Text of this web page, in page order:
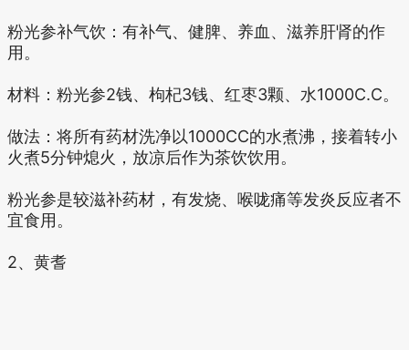
粉光参补气饮：有补气、健脾、养血、滋养肝肾的作
用。
材料：粉光参2钱、枸杞3钱、红枣3颗、水1000C.C。
做法：将所有药材洗净以1000CC的水煮沸，接着转小
火煮5分钟熄火，放凉后作为茶饮饮用。
粉光参是较滋补药材，有发烧、喉咙痛等发炎反应者不
宜食用。
2、黄耆